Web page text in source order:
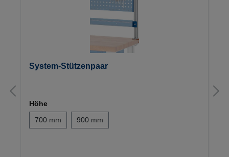
System-Stützenpaar
Höhe
700 mm
900 mm